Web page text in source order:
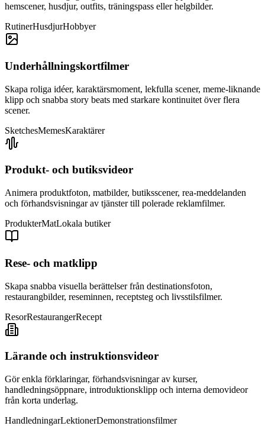
hemscener, husdjur, outfits, träningspass eller helgbilder.
RutinerHusdjurHobbyer
Underhållningskortfilmer
Skapa roliga idéer, karaktärsmoment, lekfulla scener, meme-liknande
klipp och snabba story beats med starkare kontinuitet över flera
scener.
SketchesMemesKaraktärer
Produkt- och butiksvideor
Animera produktfoton, matbilder, butiksscener, rea-meddelanden
och förhandsvisningar av tjänster till polerade reklamfilmer.
ProdukterMatLokala butiker
Rese- och matklipp
Skapa snabba visuella berättelser från destinationsfoton,
restaurangbilder, reseminnen, receptsteg och livsstilsfilmer.
ResorRestaurangerRecept
Lärande och instruktionsvideor
Gör enkla förklaringar, förhandsvisningar av kurser,
handledningsöppnare, introduktionsklipp och interna demovideor
från korta underlag.
HandledningarLektionerDemonstrationsfilmer